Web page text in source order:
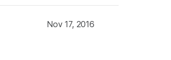
Nov 17, 2016